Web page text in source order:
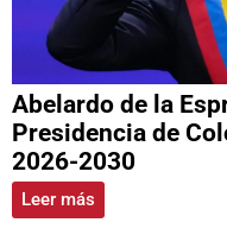
Abelardo de la
Presidencia de
2026-2030
Leer más